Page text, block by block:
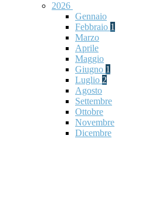
2026
Gennaio
Febbraio 1
Marzo
Aprile
Maggio
Giugno 1
Luglio 2
Agosto
Settembre
Ottobre
Novembre
Dicembre